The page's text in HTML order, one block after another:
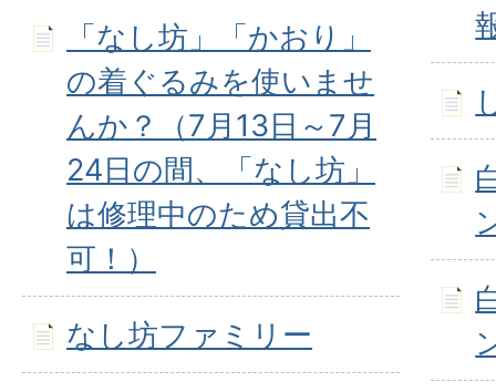
「なし坊」「かおり」
の着ぐるみを使いませ
んか？（7月13日～7月
24日の間、「なし坊」
は修理中のため貸出不
可！）
なし坊ファミリー